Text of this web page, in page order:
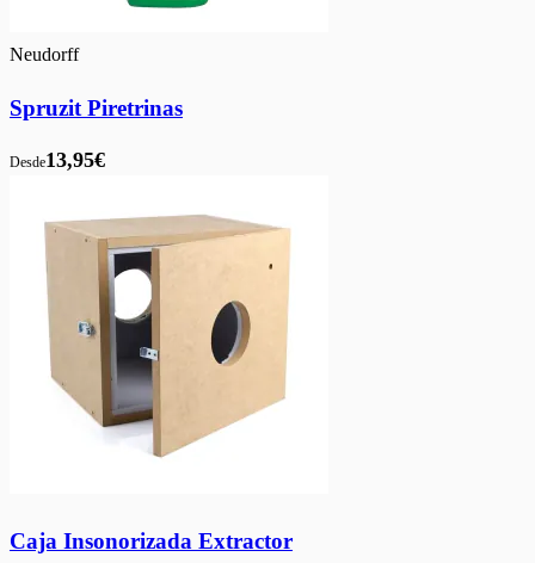
Neudorff
Spruzit Piretrinas
Desde13,95€
Caja Insonorizada Extractor